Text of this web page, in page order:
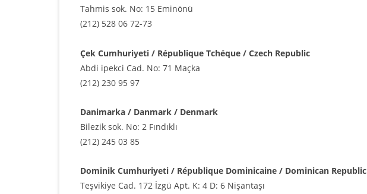
Tahmis sok. No: 15 Eminönü
(212) 528 06 72-73
Çek Cumhuriyeti / République Tchéque / Czech Republic
Abdi ipekci Cad. No: 71 Maçka
(212) 230 95 97
Danimarka / Danmark / Denmark
Bilezik sok. No: 2 Fındıklı
(212) 245 03 85
Dominik Cumhuriyeti / République Dominicaine / Dominican Republic
Teşvikiye Cad. 172 İzgü Apt. K: 4 D: 6 Nişantaşı